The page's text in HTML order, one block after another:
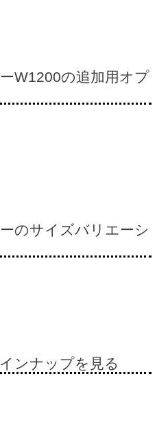
W1200の追加用オプ
のサイズバリエーシ
ンナップを見る